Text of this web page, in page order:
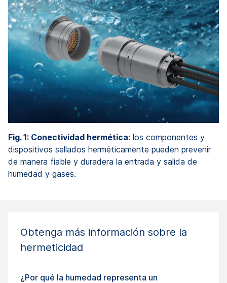
Fig. 1: Conectividad hermética: los componentes y
dispositivos sellados herméticamente pueden prevenir
de manera fiable y duradera la entrada y salida de
humedad y gases.
Obtenga más información sobre la
hermeticidad
¿Por qué la humedad representa un